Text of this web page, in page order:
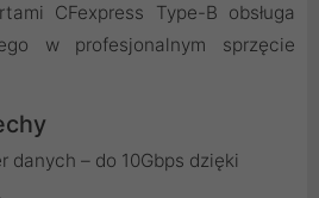
CFexpress Type-B obsługa
w profesjonalnym sprzęcie
danych – do 10Gbps dzięki